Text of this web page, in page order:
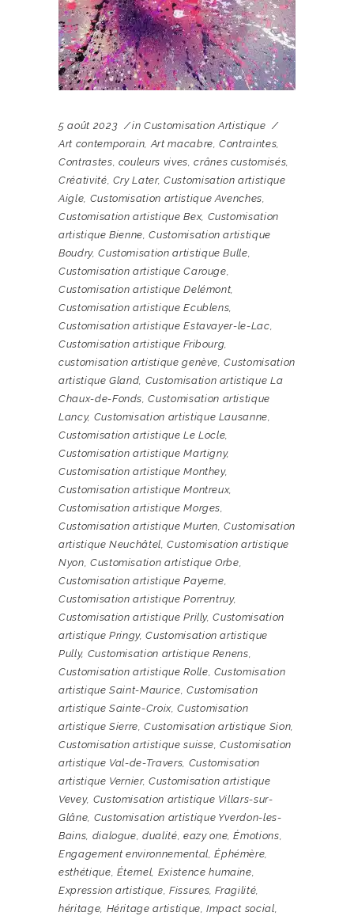
5 août 2023 in Customisation Artistique
Art contemporain,Art macabre,Contraintes,
Contrastes, couleurs vives,crânes customisés,
Créativité, Cry Later, Customisation artistique
Aigle, Customisation artistique Avenches,
Customisation artistique Bex, Customisation
artistique Bienne,Customisation artistique
Boudry,Customisation artistique Bulle,
Customisation artistique Carouge,
Customisation artistique Delémont,
Customisation artistique Ecublens,
Customisation artistique Estavayer-le-Lac,
Customisation artistique Fribourg,
customisation artistique genève,Customisation
artistique Gland, Customisation artistique La
Chaux-de-Fonds,Customisation artistique
Lancy, Customisation artistique Lausanne,
Customisation artistique Le Locle,
Customisation artistique Martigny,
Customisation artistique Monthey,
Customisation artistique Montreux,
Customisation artistique Morges,
Customisation artistique Murten,Customisation
artistique Neuchâtel,Customisation artistique
Nyon, Customisation artistique Orbe,
Customisation artistique Payerne,
Customisation artistique Porrentruy,
Customisation artistique Prilly,Customisation
artistique Pringy,Customisation artistique
Pully, Customisation artistique Renens,
Customisation artistique Rolle, Customisation
artistique Saint-Maurice, Customisation
artistique Sainte-Croix,Customisation
artistique Sierre,Customisation artistique Sion,
Customisation artistique suisse,Customisation
artistique Val-de-Travers, Customisation
artistique Vernier,Customisation artistique
Vevey, Customisation artistique Villars-sur-
Glâne, Customisation artistique Yverdon-les-
Bains, dialogue,dualité, eazy one,Émotions,
Engagement environnemental,Éphémère,
esthétique, Éternel, Existence humaine,
Expression artistique, Fissures,Fragilité,
héritage, Héritage artistique,Impact social,